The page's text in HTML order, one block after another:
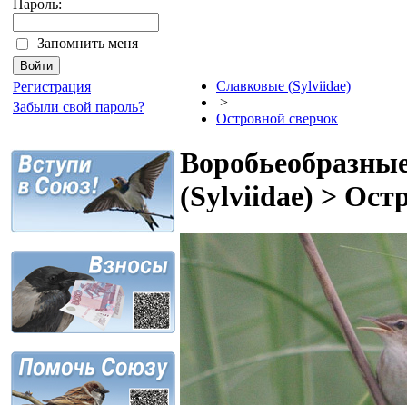
Пароль:
Запомнить меня
Регистрация
Забыли свой пароль?
Славковые (Sylviidae)
>
Островной сверчок
(Sylviidae) >